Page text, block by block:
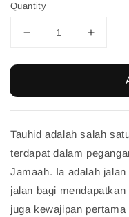
Quantity
Tauhid adalah salah
terdapat dalam
Jamaah. Ia adalah
jalan bagi
juga kewajipan